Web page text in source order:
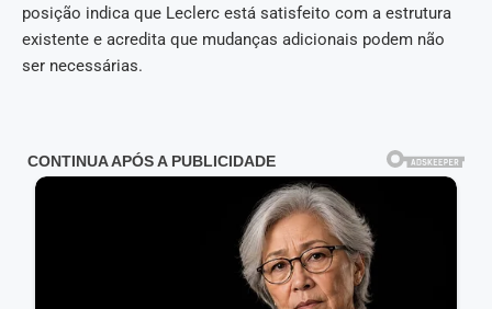
posição indica que Leclerc está satisfeito com a estrutura
existente e acredita que mudanças adicionais podem não
ser necessárias.